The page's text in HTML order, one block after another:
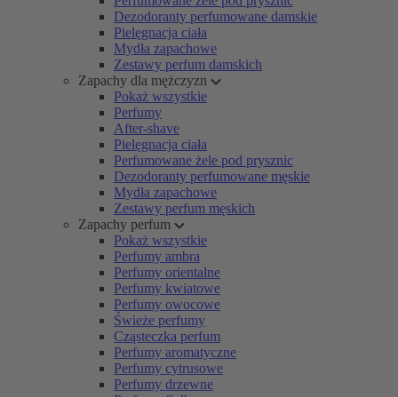
Dezodoranty perfumowane damskie
Pielęgnacja ciała
Mydła zapachowe
Zestawy perfum damskich
Zapachy dla mężczyzn
Pokaż wszystkie
Perfumy
After-shave
Pielęgnacja ciała
Perfumowane żele pod prysznic
Dezodoranty perfumowane męskie
Mydła zapachowe
Zestawy perfum męskich
Zapachy perfum
Pokaż wszystkie
Perfumy ambra
Perfumy orientalne
Perfumy kwiatowe
Perfumy owocowe
Świeże perfumy
Cząsteczka perfum
Perfumy aromatyczne
Perfumy cytrusowe
Perfumy drzewne